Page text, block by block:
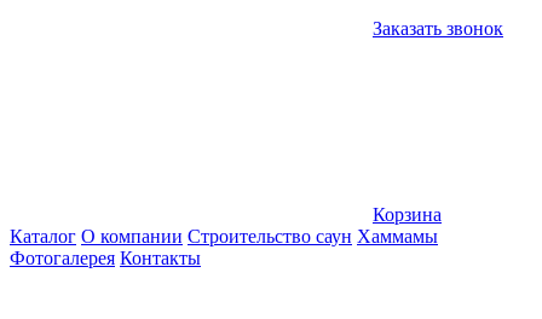
Заказать звонок
Корзина
Каталог О компании Строительство саун Хаммамы
Фотогалерея Контакты